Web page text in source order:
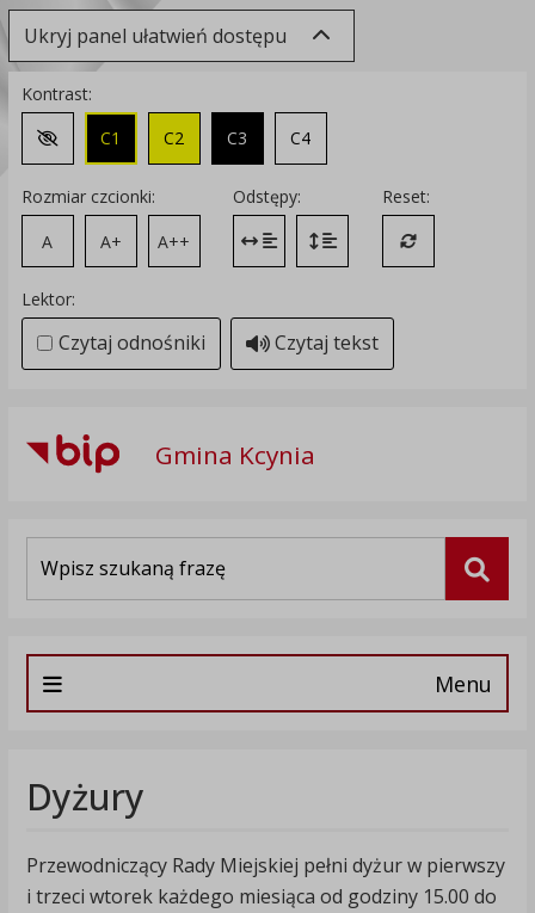
Ukryj panel ułatwień dostępu
Kontrast:
Zmień kontrast na domyślny
C1 C2 C3 C4
Rozmiar czcionki:
A
A+ A++
Odstępy:
Zmień odstęp między literami
Zmień interlinię i margines
Reset:
Przywróć
Lektor:
Czytaj odnośniki Czytaj tekst
Gmina Kcynia
Menu
Dyżury
Przewodniczący Rady Miejskiej pełni dyżur w pierwszy
i trzeci wtorek każdego miesiąca od godziny 15.00 do